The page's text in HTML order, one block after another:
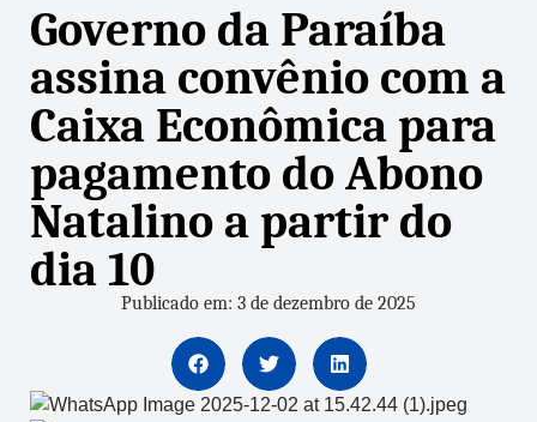
Governo da Paraíba
assina convênio com a
Caixa Econômica para
pagamento do Abono
Natalino a partir do
dia 10
Publicado em: 3 de dezembro de 2025